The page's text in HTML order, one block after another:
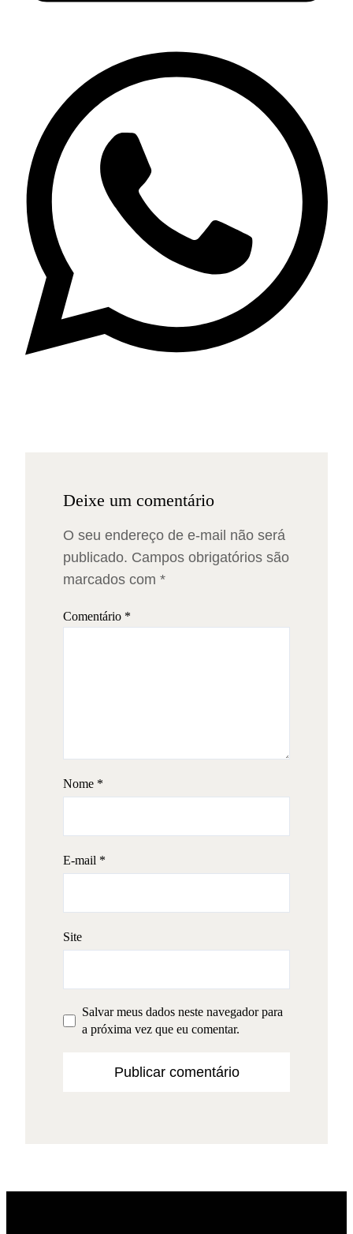
Deixe um comentário
O seu endereço de e-mail não será
publicado. Campos obrigatórios são
marcados com *
Comentário *
Nome *
E-mail *
Site
Salvar meus dados neste navegador para
a próxima vez que eu comentar.